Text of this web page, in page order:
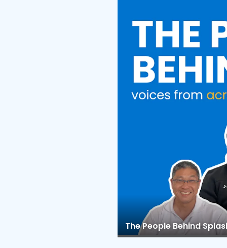
The People Behind